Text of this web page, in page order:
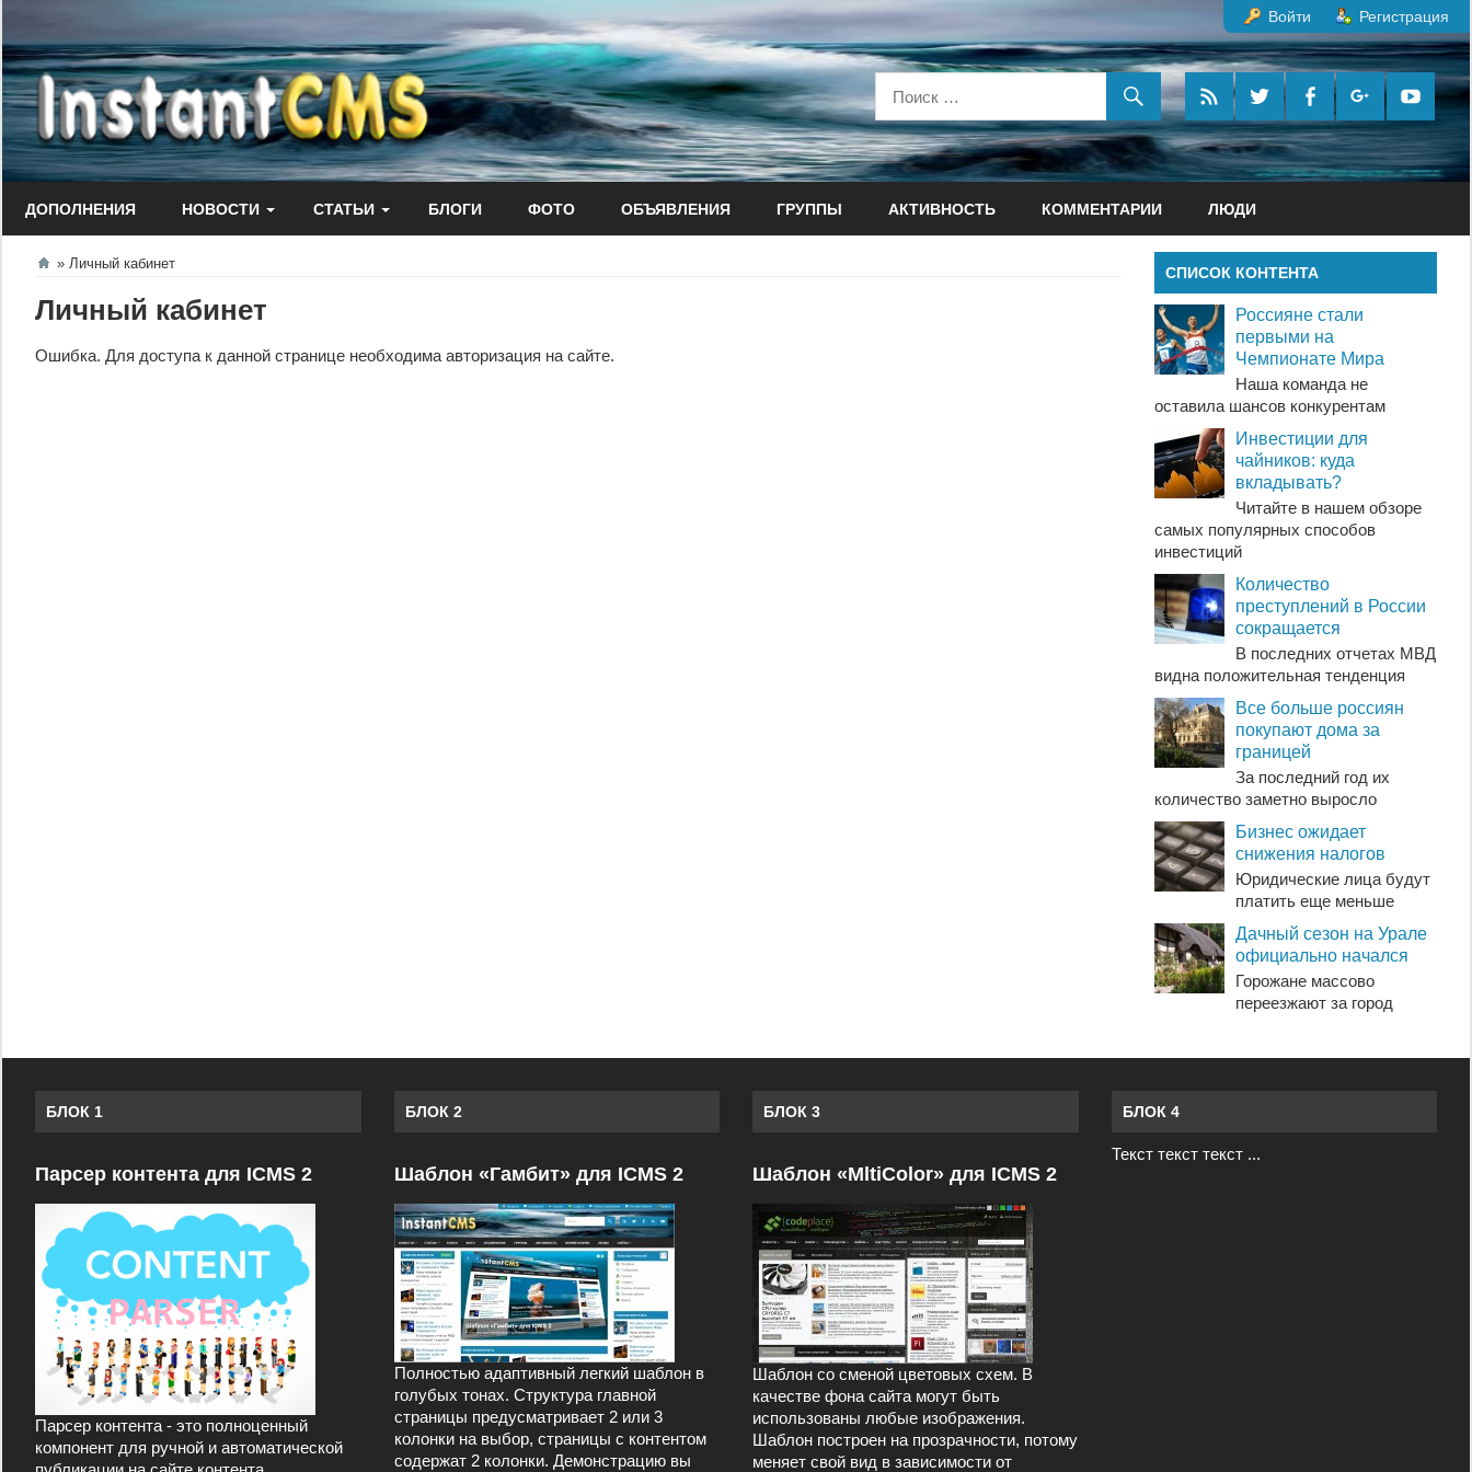
к
содержанию
Войти Регистрация
ДОПОЛНЕНИЯ НОВОСТИ СТАТЬИ БЛОГИ ФОТО ОБЪЯВЛЕНИЯ ГРУППЫ АКТИВНОСТЬ КОММЕНТАРИИ ЛЮДИ
Личный кабинет
Личный кабинет
Ошибка. Для доступа к данной странице необходима авторизация на сайте.
СПИСОК КОНТЕНТА
Россияне стали
первыми на
Чемпионате Мира
Наша команда не
оставила шансов конкурентам
Инвестиции для
чайников: куда
вкладывать?
Читайте в нашем обзоре
самых популярных способов
инвестиций
Количество
преступлений в России
сокращается
В последних отчетах МВД
видна положительная тенденция
Все больше россиян
покупают дома за
границей
За последний год их
количество заметно выросло
Бизнес ожидает
снижения налогов
Юридические лица будут
платить еще меньше
Дачный сезон на Урале
официально начался
Горожане массово
переезжают за город
БЛОК 1
Парсер контента для ICMS 2
Парсер контента - это полноценный
компонент для ручной и автоматической
БЛОК 2
Шаблон «Гамбит» для ICMS 2
Полностью адаптивный легкий шаблон в
голубых тонах. Структура главной
страницы предусматривает 2 или 3
колонки на выбор, страницы с контентом
содержат 2 колонки. Демонстрацию вы
БЛОК 3
Шаблон «MltiColor» для ICMS 2
Шаблон со сменой цветовых схем. В
качестве фона сайта могут быть
использованы любые изображения.
Шаблон построен на прозрачности, потому
меняет свой вид в зависимости от
БЛОК 4
Текст текст текст ...